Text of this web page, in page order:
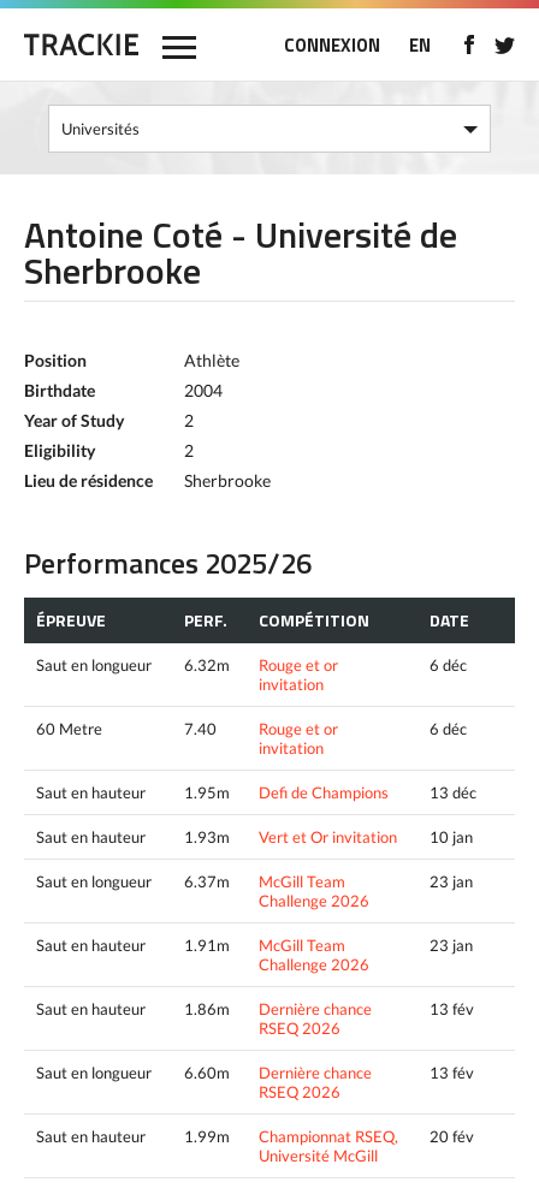
CONNEXION EN
Antoine Coté - Université de
Sherbrooke
Position
Athlète
Birthdate
2004
Year of Study
2
Eligibility
2
Lieu de résidence
Sherbrooke
Performances 2025/26
ÉPREUVE PERF. COMPÉTITION DATE
Saut en longueur 6.32m
Rouge et or
invitation
6 déc
60 Metre 7.40
Rouge et or
invitation
6 déc
Saut en hauteur 1.95m Defi de Champions 13 déc
Saut en hauteur 1.93m Vert et Or invitation 10 jan
Saut en longueur 6.37m
McGill Team
Challenge 2026
23 jan
Saut en hauteur 1.91m
McGill Team
Challenge 2026
23 jan
Saut en hauteur 1.86m
Dernière chance
RSEQ 2026
13 fév
Saut en longueur 6.60m
Dernière chance
RSEQ 2026
13 fév
Saut en hauteur 1.99m
Championnat RSEQ,
Université McGill
20 fév